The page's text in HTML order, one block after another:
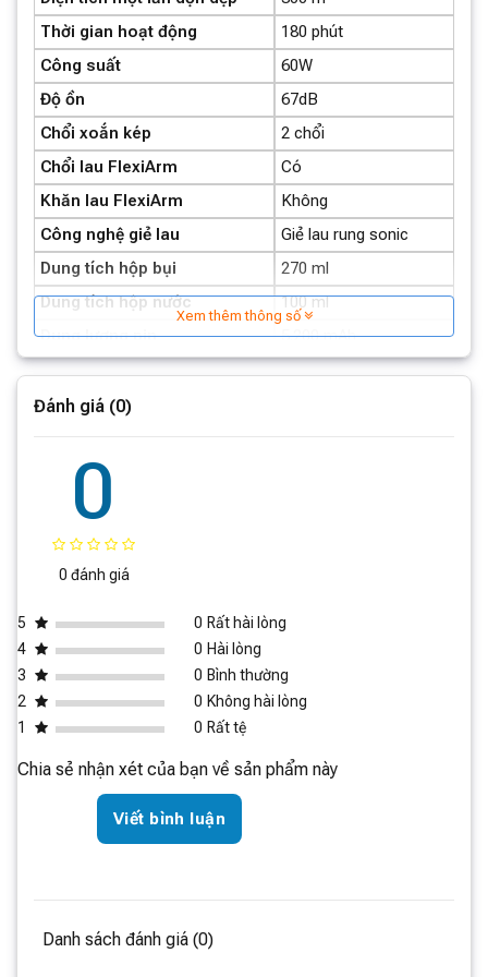
Thiết Kế Chổi Bên FlexiArm Design
Quét dọn các vụn rác ở các góc khó tiếp cận bằng chổi
bên có thể vươn ra. Làm sạch 100% góc bên trong.
Thời gian hoạt động
180 phút
Công suất
60W
Độ ồn
67dB
Chổi xoắn kép
2 chổi
Chổi lau FlexiArm
Có
Khăn lau FlexiArm
Không
Công nghệ giẻ lau
Giẻ lau rung sonic
Dung tích hộp bụi
270 ml
Dung tích hộp nước
100 ml
Dung lượng pin
5.200 mAh
Kích thước robot hút bụi
350 x 353 x 103 mm
Kích thước trạm sạc
Xem thêm thông số
Đánh giá (0)
0
0 đánh giá
5 0 Rất hài lòng
4
0 Hài lòng
3
0 Bình thường
2
0 Không hài lòng
1
0 Rất tệ
Chia sẻ nhận xét của bạn về sản phẩm này
Viết bình luận
Danh sách đánh giá (0)